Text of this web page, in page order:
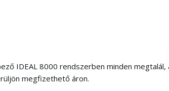
IDEAL 8000 rendszerben minden
megfizethető áron.